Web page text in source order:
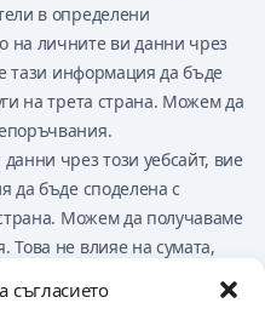
съгласието
в определени
на личните ви данни чрез
тази информация да бъде
на трета страна. Можем да
чрез този уебсайт, вие
да бъде споделена с
Можем да получаваме
Това не влияе на сумата,
но може да повлияе на
на уебсайта.